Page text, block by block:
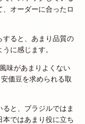
オーダーに合ったロ
すると、あまり品質の
に感じます。
味があまりよくない
価豆を求められる取
と、ブラジルではま
ではあまり役に立ち